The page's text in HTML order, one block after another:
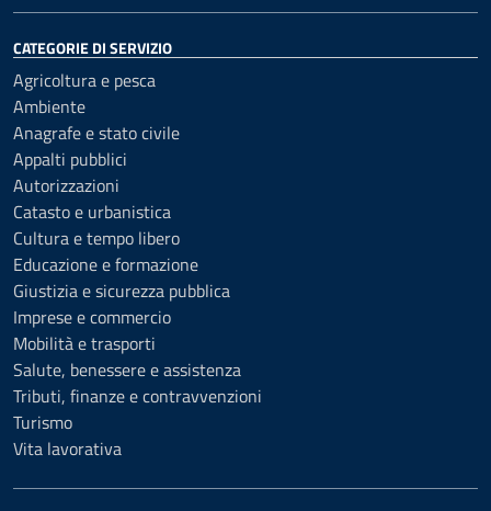
CATEGORIE DI SERVIZIO
Agricoltura e pesca
Ambiente
Anagrafe e stato civile
Appalti pubblici
Autorizzazioni
Catasto e urbanistica
Cultura e tempo libero
Educazione e formazione
Giustizia e sicurezza pubblica
Imprese e commercio
Mobilità e trasporti
Salute, benessere e assistenza
Tributi, finanze e contravvenzioni
Turismo
Vita lavorativa